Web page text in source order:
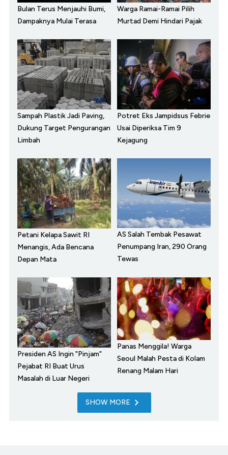
Bulan Terus Menjauhi Bumi,
Dampaknya Mulai Terasa
Warga Ramai-Ramai Pilih
Murtad Demi Hindari Pajak
Sampah Plastik Jadi Paving,
Dukung Target Pengurangan
Limbah
Potret Eks Jampidsus Febrie
Usai Diperiksa Tim 9
Kejagung
Petani Kelapa Sawit RI
Menangis, Ada Bencana
Depan Mata
AS Salah Tembak Pesawat
Penumpang Iran, 290 Orang
Tewas
Presiden AS Ingin "Pinjam"
Pejabat RI Buat Urus
Masalah di Luar Negeri
Panas Menggila! Warga
Seoul Malah Pesta di Kolam
Renang Malam Hari
SHOW MORE